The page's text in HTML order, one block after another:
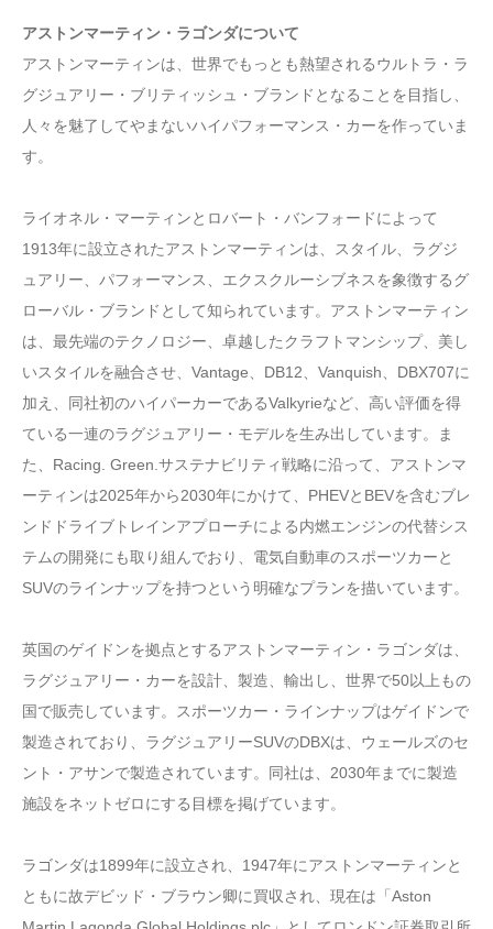
アストンマーティン・ラゴンダについて
アストンマーティンは、世界でもっとも熱望されるウルトラ・ラ
グジュアリー・ブリティッシュ・ブランドとなることを目指し、
人々を魅了してやまないハイパフォーマンス・カーを作っていま
す。
ライオネル・マーティンとロバート・バンフォードによって
1913年に設立されたアストンマーティンは、スタイル、ラグジ
ュアリー、パフォーマンス、エクスクルーシブネスを象徴するグ
ローバル・ブランドとして知られています。アストンマーティン
は、最先端のテクノロジー、卓越したクラフトマンシップ、美し
いスタイルを融合させ、Vantage、DB12、Vanquish、DBX707に
加え、同社初のハイパーカーであるValkyrieなど、高い評価を得
ている一連のラグジュアリー・モデルを生み出しています。ま
た、Racing. Green.サステナビリティ戦略に沿って、アストンマ
ーティンは2025年から2030年にかけて、PHEVとBEVを含むブレ
ンドドライブトレインアプローチによる内燃エンジンの代替シス
テムの開発にも取り組んでおり、電気自動車のスポーツカーと
SUVのラインナップを持つという明確なプランを描いています。
英国のゲイドンを拠点とするアストンマーティン・ラゴンダは、
ラグジュアリー・カーを設計、製造、輸出し、世界で50以上もの
国で販売しています。スポーツカー・ラインナップはゲイドンで
製造されており、ラグジュアリーSUVのDBXは、ウェールズのセ
ント・アサンで製造されています。同社は、2030年までに製造
施設をネットゼロにする目標を掲げています。
ラゴンダは1899年に設立され、1947年にアストンマーティンと
ともに故デビッド・ブラウン卿に買収され、現在は「Aston